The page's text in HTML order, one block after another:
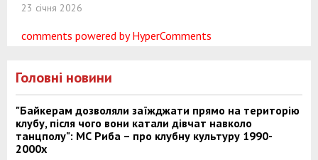
23 січня 2026
comments powered by HyperComments
Головні новини
"Байкерам дозволяли заїжджати прямо на територію
клубу, після чого вони катали дівчат навколо
танцполу": МС Риба – про клубну культуру 1990-
2000х